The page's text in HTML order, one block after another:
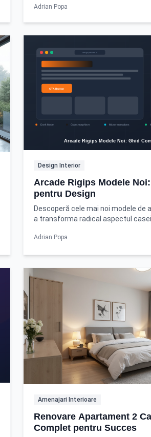
Adrian Popa
Design Interior
Arcade Rigips Modele
pentru Design
Descoperă cele mai noi modele de
a transforma radical aspectul
Adrian Popa
Amenajari Interioare
Renovare Apartament 2
Complet pentru Succes